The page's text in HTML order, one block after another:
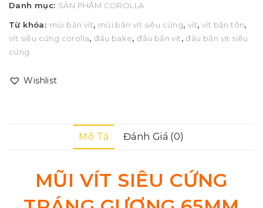
Danh mục: SẢN PHẨM COROLLA
Từ khóa: mũi bắn vít, mũi bắn vít siêu cứng,vít,vít bắn tôn,
vít siêu cứng corolla,đầu bake,đầu bắn vít,đầu bắn vít siêu
cứng
Wishlist
Mô Tả Đánh Giá (0)
MŨI VÍT SIÊU CỨNG